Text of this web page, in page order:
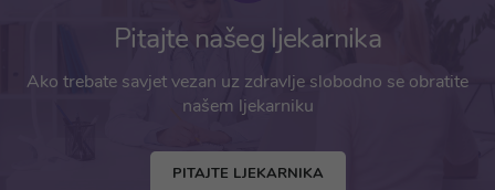
Pitajte našeg ljekarnika
Ako trebate savjet vezan uz zdravlje slobodno se obratite
našem ljekarniku
PITAJTE LJEKARNIKA